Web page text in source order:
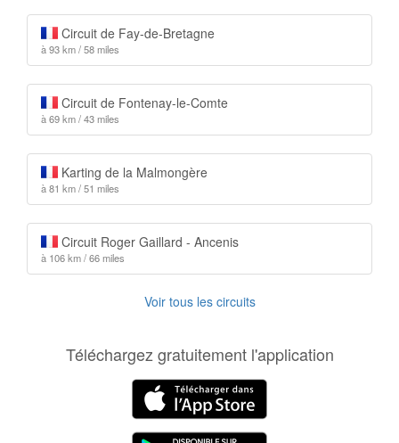
Circuit de Fay-de-Bretagne
à 93 km / 58 miles
Circuit de Fontenay-le-Comte
à 69 km / 43 miles
Karting de la Malmongère
à 81 km / 51 miles
Circuit Roger Gaillard - Ancenis
à 106 km / 66 miles
Voir tous les circuits
Téléchargez gratuitement l'application